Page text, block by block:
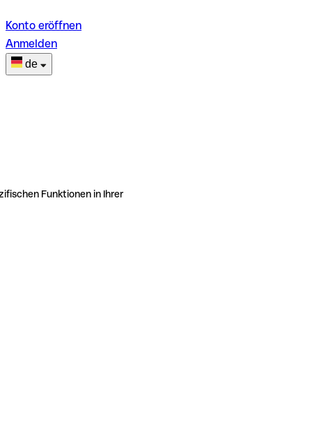
Konto eröffnen
Anmelden
de
Funktionen in Ihrer